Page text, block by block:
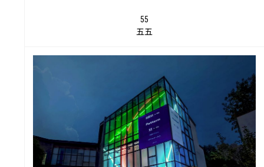
55
五五